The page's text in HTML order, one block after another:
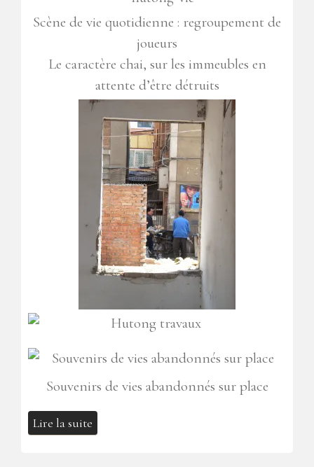
Scène de vie quotidienne : regroupement de
joueurs
Le caractère chai, sur les immeubles en
attente d’être détruits
Souvenirs de vies abandonnés sur place
Lire la suite